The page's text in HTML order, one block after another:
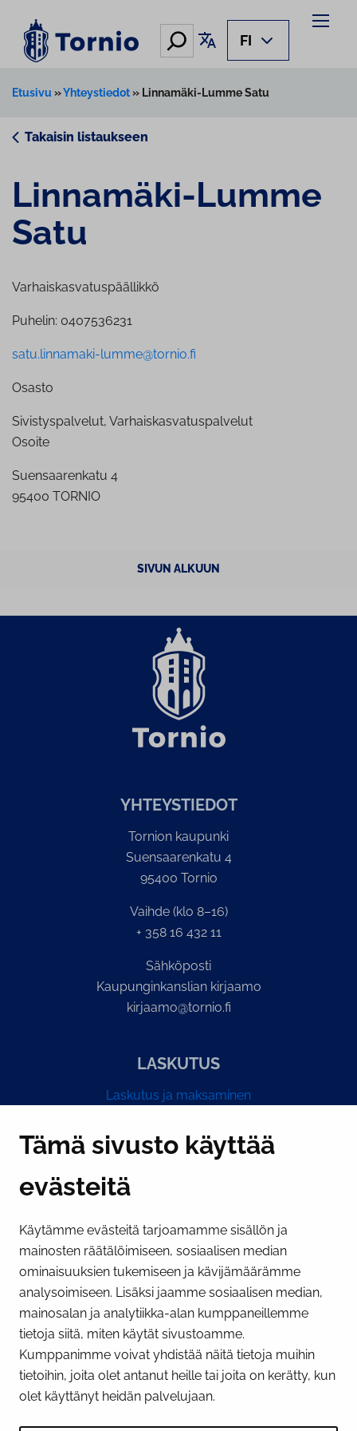
Tämä sivusto käyttää
evästeitä
Käytämme evästeitä tarjoamamme sisällön ja
mainosten räätälöimiseen, sosiaalisen median
ominaisuuksien tukemiseen ja kävijämäärämme
analysoimiseen. Lisäksi jaamme sosiaalisen median,
mainosalan ja analytiikka-alan kumppaneillemme
tietoja siitä, miten käytät sivustoamme.
Kumppanimme voivat yhdistää näitä tietoja muihin
tietoihin, joita olet antanut heille tai joita on kerätty, kun
olet käyttänyt heidän palvelujaan.
sisältöön
Hae Käännä sivu
FI
Etusivu »Yhteystiedot» Linnamäki-Lumme Satu
Takaisin listaukseen
Linnamäki-Lumme
Satu
Varhaiskasvatuspäällikkö
Puhelin: 0407536231
satu.linnamaki-lumme@tornio.fi
Osasto
Sivistyspalvelut, Varhaiskasvatuspalvelut
Osoite
Suensaarenkatu 4
95400 TORNIO
SIVUN ALKUUN
YH­TEYS­TIE­DOT
Tornion kaupunki
Suensaarenkatu 4
95400 Tornio
Vaihde (klo 8–16)
+ 358 16 432 11
Sähköposti
Kaupunginkanslian kirjaamo
kirjaamo@tornio.fi
LASKUTUS
Laskutus ja maksaminen
PI­KA­LINK­KE­JÄ
Näytä evästeasetukseni
SOSIAALINEN MEDIA
Facebook InstagramYouTube